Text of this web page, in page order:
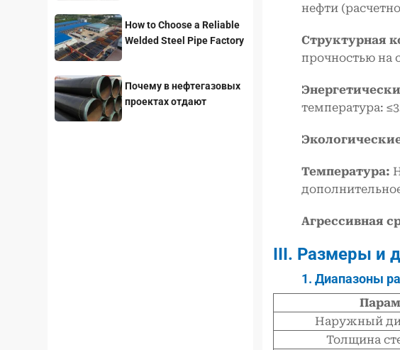
How to Choose a Reliable
Welded Steel Pipe Factory
Почему в нефтегазовых
проектах отдают
нефти
Структурная
прочностью на
температура:
Температура:
Агрессивная
III. Размеры и
1. Диапазоны
Наружный
Толщина